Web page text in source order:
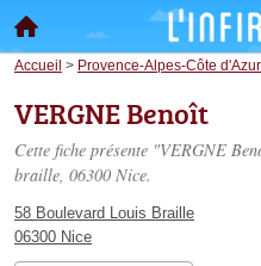
Accueil > Provence-Alpes-Côte d'Azur
VERGNE Benoît
Cette fiche présente "VERGNE
braille, 06300 Nice.
58 Boulevard Louis Braille
06300 Nice